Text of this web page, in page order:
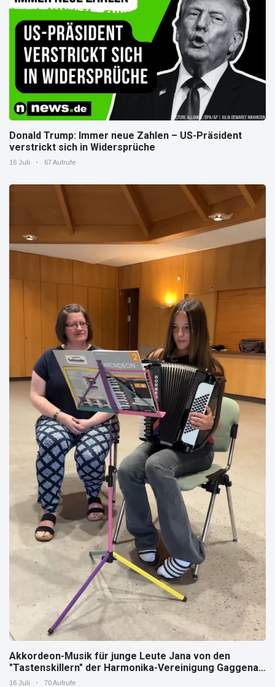
Donald Trump: Immer neue Zahlen – US-Präsident
verstrickt sich in Widersprüche
16 Juli 67 Aufrufe
Akkordeon-Musik für junge Leute Jana von den
"Tastenskillern" der Harmonika-Vereinigung Gaggenau
zeigt, wie "jung" das Instrument sein kann.
16 Juli 70 Aufrufe